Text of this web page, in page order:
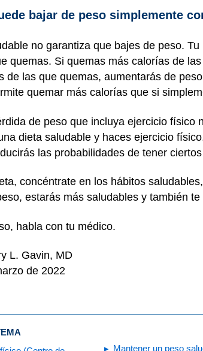
bajar de peso simplemente
no garantiza que bajes de peso.
quemas. Si quemas más calorías de
de las que quemas, aumentarás de
quemar más calorías que si
de peso que incluya ejercicio
dieta saludable y haces ejercicio
las probabilidades de tener
concéntrate en los hábitos
estarás más saludables y también
habla con tu médico.
L. Gavin, MD
de 2022
Mantener un peso